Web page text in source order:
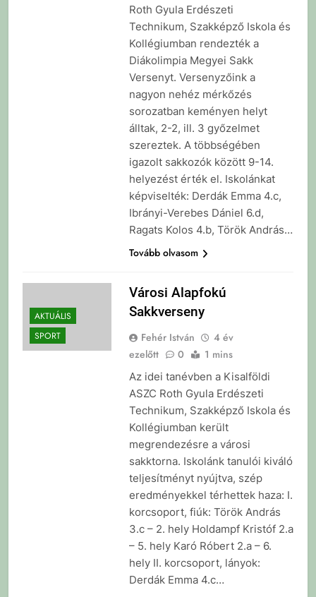
Roth Gyula Erdészeti
Technikum, Szakképző Iskola és
Kollégiumban rendezték a
Diákolimpia Megyei Sakk
Versenyt. Versenyzőink a
nagyon nehéz mérkőzés
sorozatban keményen helyt
álltak, 2-2, ill. 3 győzelmet
szereztek. A többségében
igazolt sakkozók között 9-14.
helyezést érték el. Iskolánkat
képviselték: Derdák Emma 4.c,
Ibrányi-Verebes Dániel 6.d,
Ragats Kolos 4.b, Török András…
Tovább olvasom
AKTUÁLIS
SPORT
Városi Alapfokú
Sakkverseny
Fehér István
4 év
ezelőtt
0 1 mins
Az idei tanévben a Kisalföldi
ASZC Roth Gyula Erdészeti
Technikum, Szakképző Iskola és
Kollégiumban került
megrendezésre a városi
sakktorna. Iskolánk tanulói kiváló
teljesítményt nyújtva, szép
eredményekkel térhettek haza: I.
korcsoport, fiúk: Török András
3.c – 2. hely Holdampf Kristóf 2.a
– 5. hely Karó Róbert 2.a – 6.
hely II. korcsoport, lányok:
Derdák Emma 4.c…